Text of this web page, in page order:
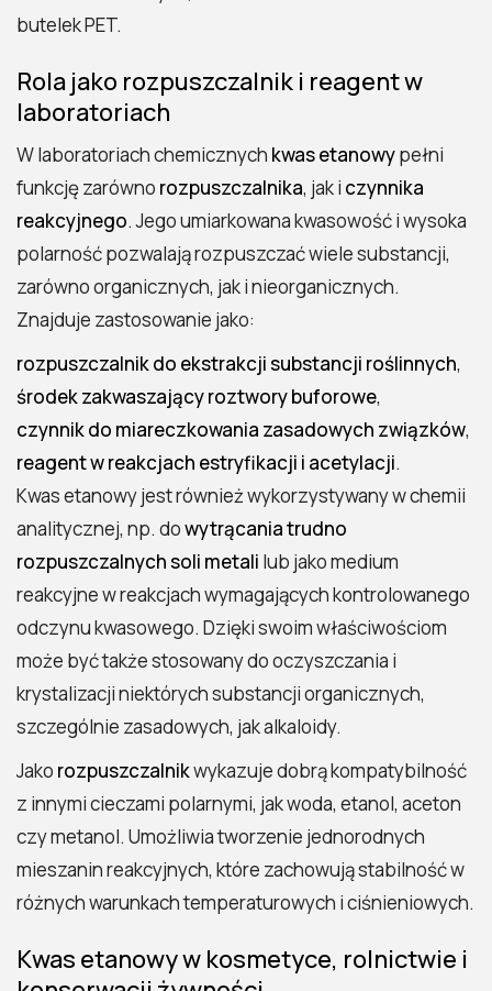
butelek PET.
Rola jako rozpuszczalnik i reagent w
laboratoriach
W laboratoriach chemicznych kwas etanowypełni
funkcję zarówno rozpuszczalnika, jak i czynnika
reakcyjnego. Jego umiarkowana kwasowość i wysoka
polarność pozwalają rozpuszczać wiele substancji,
zarówno organicznych, jak i nieorganicznych.
Znajduje zastosowanie jako:
rozpuszczalnik do ekstrakcji substancji roślinnych,
środek zakwaszający roztwory buforowe,
czynnik do miareczkowania zasadowych związków,
reagent w reakcjach estryfikacji i acetylacji.
Kwas etanowy jest również wykorzystywany w chemii
analitycznej, np. dowytrącania trudno
rozpuszczalnych soli metali lub jako medium
reakcyjne w reakcjach wymagających kontrolowanego
odczynu kwasowego. Dzięki swoim właściwościom
może być także stosowany do oczyszczania i
krystalizacji niektórych substancji organicznych,
szczególnie zasadowych, jak alkaloidy.
Jako rozpuszczalnikwykazuje dobrą kompatybilność
z innymi cieczami polarnymi, jak woda, etanol, aceton
czy metanol. Umożliwia tworzenie jednorodnych
mieszanin reakcyjnych, które zachowują stabilność w
różnych warunkach temperaturowych i ciśnieniowych.
Kwas etanowy w kosmetyce, rolnictwie i